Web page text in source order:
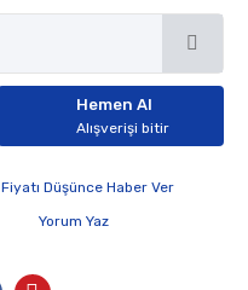
Hemen Al
Alışverişi bitir
Fiyatı Düşünce Haber Ver
Yorum Yaz